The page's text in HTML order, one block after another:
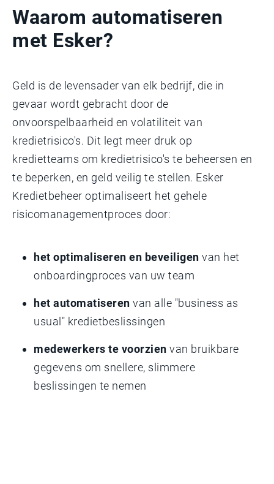
Waarom automatiseren
met Esker?
Geld is de levensader van elk bedrijf, die in
gevaar wordt gebracht door de
onvoorspelbaarheid en volatiliteit van
kredietrisico's. Dit legt meer druk op
kredietteams om kredietrisico's te beheersen en
te beperken, en geld veilig te stellen. Esker
Kredietbeheer optimaliseert het gehele
risicomanagementproces door:
het optimaliseren en beveiligen van het
onboardingproces van uw team
het automatiseren van alle "business as
usual" kredietbeslissingen
medewerkers te voorzien van bruikbare
gegevens om snellere, slimmere
beslissingen te nemen